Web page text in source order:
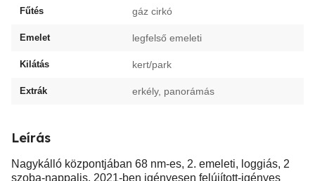
Fűtés gáz cirkó
Emelet legfelső emeleti
Kilátás kert/park
Extrák erkély, panorámás
Leírás
Nagykálló központjában 68 nm-es, 2. emeleti, loggiás, 2
szoba-nappalis, 2021-ben igényesen felújított-igényes